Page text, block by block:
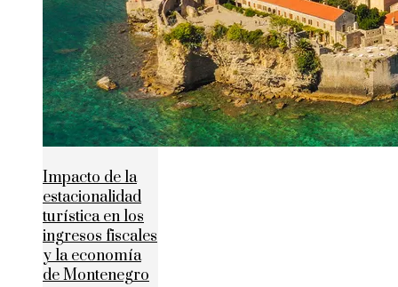
Impacto de la
estacionalidad
turística en los
ingresos fiscales
y la economía
de Montenegro